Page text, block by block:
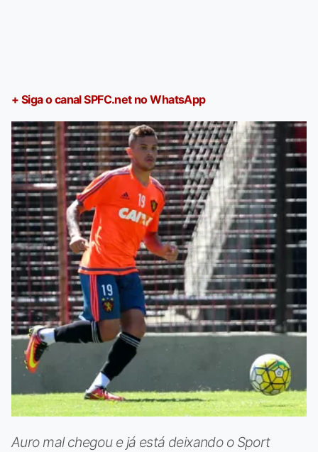
+ Siga o canal SPFC.net no WhatsApp
Auro mal chegou e já está deixando o Sport